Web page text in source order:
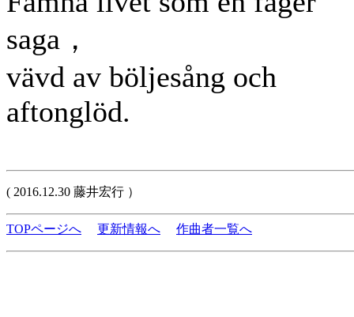
saga，
vävd av böljesång och
aftonglöd.
( 2016.12.30 藤井宏行 ）
TOPページへ 更新情報へ 作曲者一覧へ